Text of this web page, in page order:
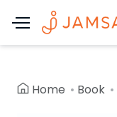
Home Book